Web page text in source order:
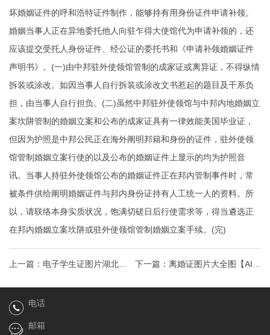
坏婚姻证件的呼和浩特证件制作 ，能够持有用身份证件申请补领。
婚姻当事人正在异地委托他人向驻乍得大使馆代为申请补领的，还
应该提交受托人身份证件、经公证的委托书和《申请补领婚姻证件
声明书》。(一)由中邦驻外使领馆管制的成家证或离异证，不得纵情
拆装或涂改。如因当事人自行拆装或涂改文书惹起的题目及干系负
担，由当事人自行担负。(二)虽然中邦驻外使领馆与中邦内地婚姻立
案坎阱管制的婚姻立案和公布的成家证具有一律效能美国毕业证 ，
但因为护照是中邦公民正在海外阐明邦籍和身份的证件，驻外使领
馆管制婚姻立案行使的以及公布的婚姻证件上显示的均为护照音
讯。当事人持驻外使领馆公布的婚姻证件正在邦内管制事件时，常
被条件供给阐明婚姻证件与邦内身份证持有人工统一人的资料。所
以，请联络本身实质状况，饱满切磋日后行使需求等，得当遴选正
在邦内婚姻立案坎阱或驻外使领馆管制婚姻立案手续。(完)
上一篇： 电子学生证图片湖北
3000余学生尝鲜移动电子学生证
下一篇： 离婚证图片大全图【AI典
播】因琐事冲动离婚冷静期内夫
电话
邮箱